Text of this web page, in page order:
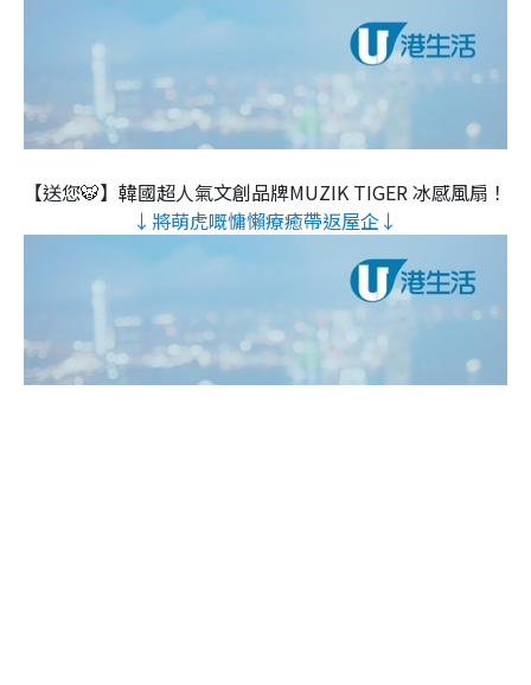
【送您🐯】韓國超人氣文創品牌MUZIK TIGER 冰感風扇！
↓將萌虎嘅慵懶療癒帶返屋企↓